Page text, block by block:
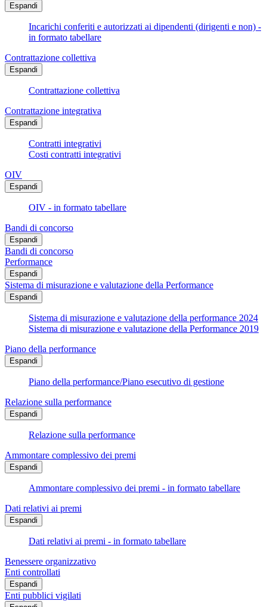
Espandi
Incarichi conferiti e autorizzati ai dipendenti (dirigenti e non) -
in formato tabellare
Contrattazione collettiva
Espandi
Contrattazione collettiva
Contrattazione integrativa
Espandi
Contratti integrativi
Costi contratti integrativi
OIV
Espandi
OIV - in formato tabellare
Bandi di concorso
Espandi
Bandi di concorso
Performance
Espandi
Sistema di misurazione e valutazione della Performance
Espandi
Sistema di misurazione e valutazione della performance 2024
Sistema di misurazione e valutazione della Performance 2019
Piano della performance
Espandi
Piano della performance/Piano esecutivo di gestione
Relazione sulla performance
Espandi
Relazione sulla performance
Ammontare complessivo dei premi
Espandi
Ammontare complessivo dei premi - in formato tabellare
Dati relativi ai premi
Espandi
Dati relativi ai premi - in formato tabellare
Benessere organizzativo
Enti controllati
Espandi
Enti pubblici vigilati